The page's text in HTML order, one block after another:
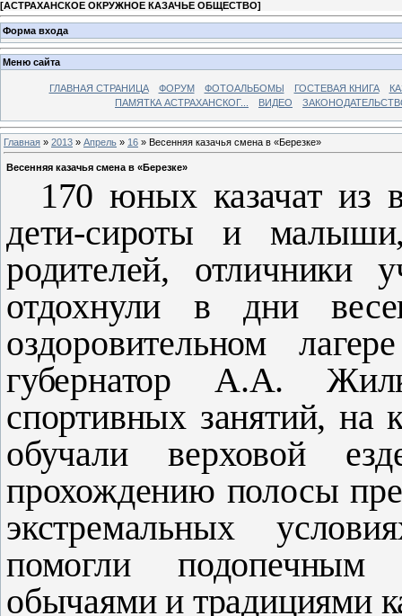
[АСТРАХАНСКОЕ ОКРУЖНОЕ КАЗАЧЬЕ ОБЩЕСТВО]
Форма входа
Меню сайта
ГЛАВНАЯ СТРАНИЦА ФОРУМ ФОТОАЛЬБОМЫ ГОСТЕВАЯ КНИГА
ПАМЯТКА АСТРАХАНСКОГ...
ВИДЕО
Главная » 2013 » Апрель » 16 » Весенняя казачья смена в «Березке»
Весенняя казачья смена в «Березке»
170 юных казачат из
дети-сироты и
родителей, отличники
отдохнули в дни
оздоровительном
губернатор А.А.
спортивных занятий, на
обучали верховой
прохождению полосы
экстремальных
помогли
обычаями и традициями